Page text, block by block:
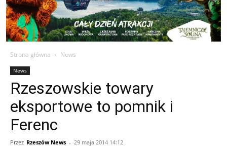
Strona główna News
News
Rzeszowskie towary
eksportowe to pomnik i
Ferenc
Przez Rzeszów News - 29 maja 2014 14:12